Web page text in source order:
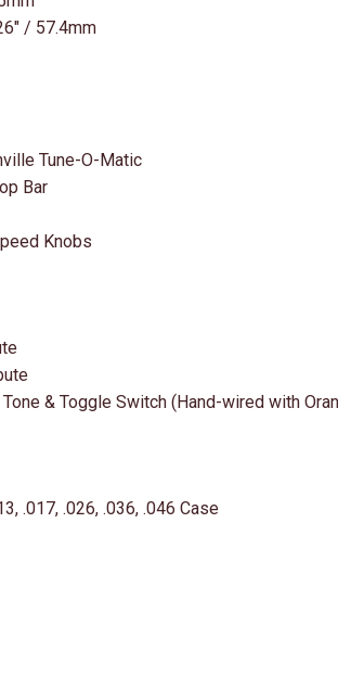
/ 57.4mm
Tune-O-Matic
Bar
Knobs
& Toggle Switch (Hand-wired with
.017, .026, .036, .046 Case